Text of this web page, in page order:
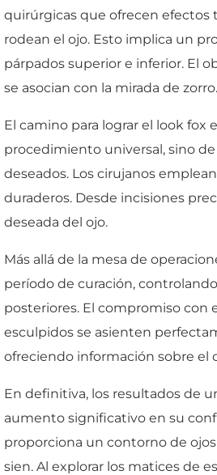
quirúrgicas que ofrecen efectos
rodean el ojo. Esto implica un
párpados superior e inferior. El
se asocian con la mirada de zorro.
El camino para lograr el look
procedimiento universal, sino
deseados. Los cirujanos
duraderos. Desde incisiones
deseada del ojo.
Más allá de la mesa de
período de curación,
posteriores. El compromiso con
esculpidos se asienten
ofreciendo información sobre el
En definitiva, los resultados de
aumento significativo en su
proporciona un contorno de
sien. Al explorar los matices de